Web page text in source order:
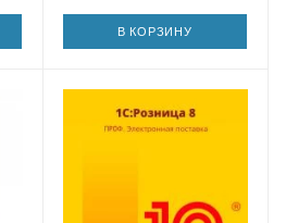
В КОРЗИНУ